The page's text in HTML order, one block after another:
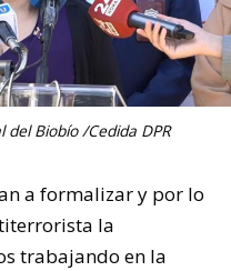
del Biobío /Cedida DPR
a formalizar y por lo
la
trabajando en la